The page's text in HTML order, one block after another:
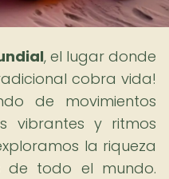
, el lugar donde
cobra vida!
de movimientos
vibrantes y ritmos
la riqueza
de todo el mundo.